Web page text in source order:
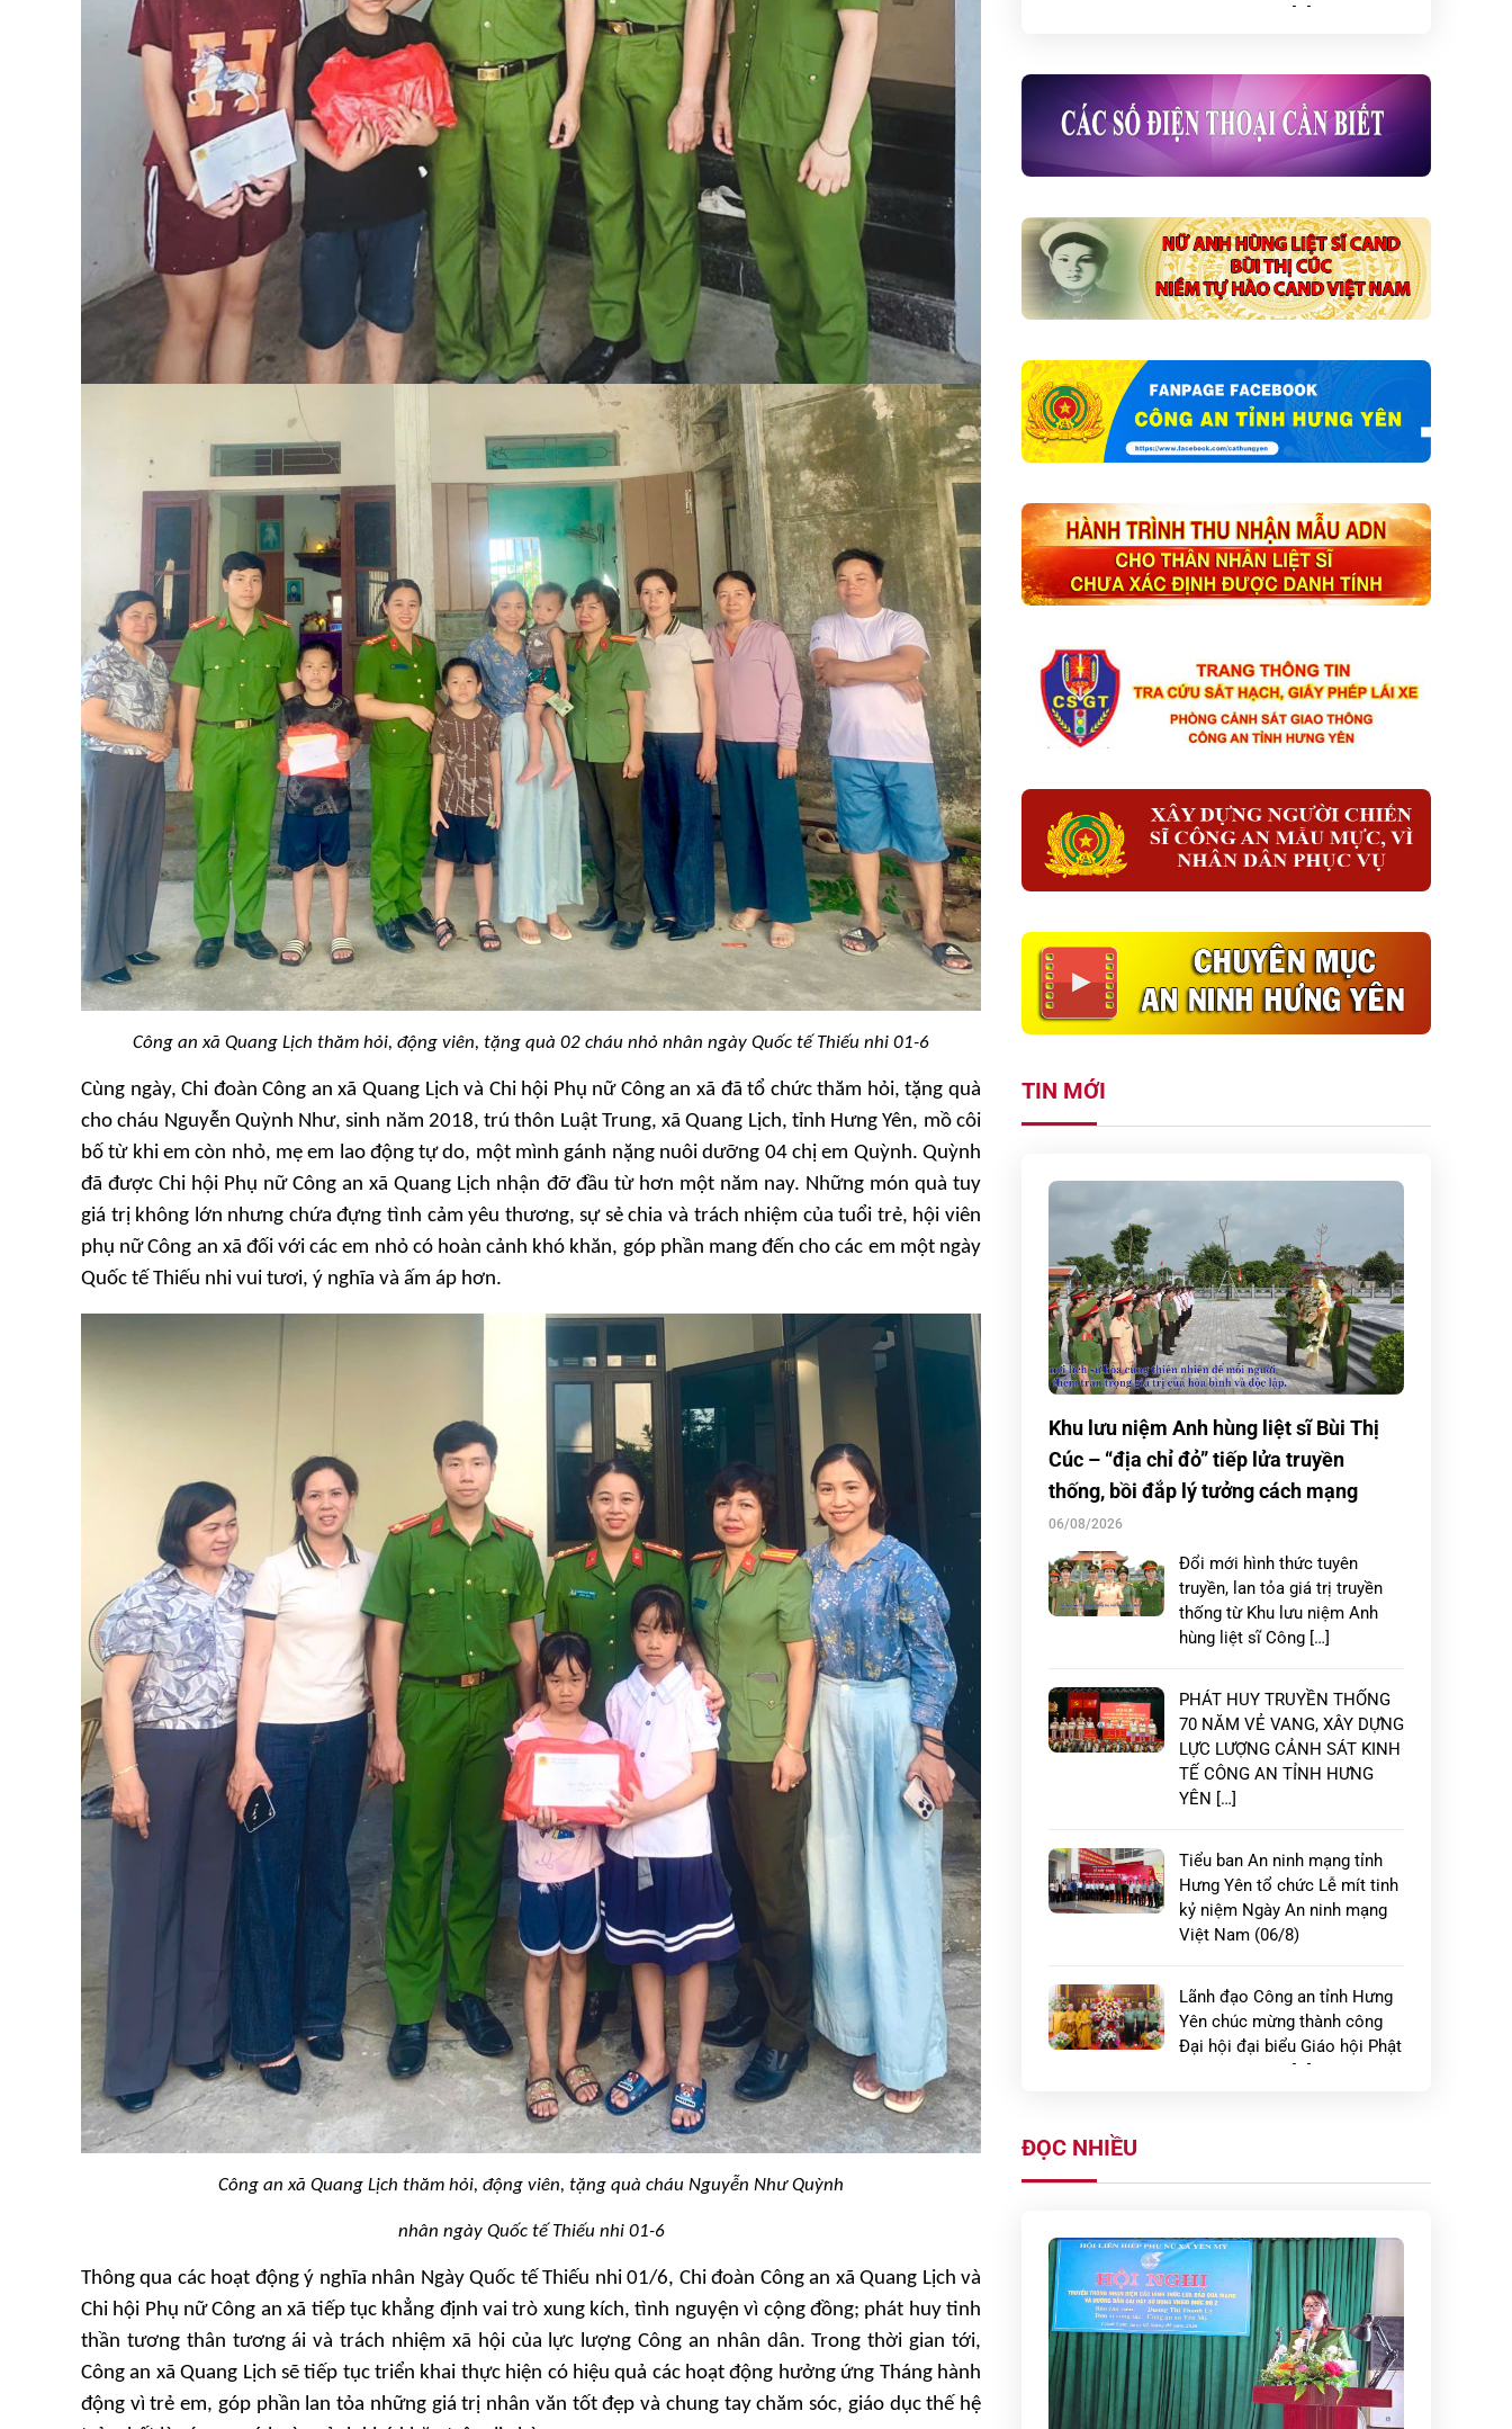
Công an xã Quang Lịch thăm hỏi, động viên, tặng quà 02 cháu nhỏ nhân ngày Quốc tế Thiếu nhi 01-6
Cùng ngày, Chi đoàn Công an xã Quang Lịch và Chi hội Phụ nữ Công an xã đã tổ chức thăm hỏi, tặng quà
cho cháu Nguyễn Quỳnh Như, sinh năm 2018, trú thôn Luật Trung, xã Quang Lịch, tỉnh Hưng Yên, mồ côi
bố từ khi em còn nhỏ, mẹ em lao động tự do, một mình gánh nặng nuôi dưỡng 04 chị em Quỳnh. Quỳnh
đã được Chi hội Phụ nữ Công an xã Quang Lịch nhận đỡ đầu từ hơn một năm nay. Những món quà tuy
giá trị không lớn nhưng chứa đựng tình cảm yêu thương, sự sẻ chia và trách nhiệm của tuổi trẻ, hội viên
phụ nữ Công an xã đối với các em nhỏ có hoàn cảnh khó khăn, góp phần mang đến cho các em một ngày
Quốc tế Thiếu nhi vui tươi, ý nghĩa và ấm áp hơn.
Công an xã Quang Lịch thăm hỏi, động viên, tặng quà cháu Nguyễn Như Quỳnh
nhân ngày Quốc tế Thiếu nhi 01-6
Thông qua các hoạt động ý nghĩa nhân Ngày Quốc tế Thiếu nhi 01/6, Chi đoàn Công an xã Quang Lịch và
Chi hội Phụ nữ Công an xã tiếp tục khẳng định vai trò xung kích, tình nguyện vì cộng đồng; phát huy tinh
thần tương thân tương ái và trách nhiệm xã hội của lực lượng Công an nhân dân. Trong thời gian tới,
Công an xã Quang Lịch sẽ tiếp tục triển khai thực hiện có hiệu quả các hoạt động hưởng ứng Tháng hành
động vì trẻ em, góp phần lan tỏa những giá trị nhân văn tốt đẹp và chung tay chăm sóc, giáo dục thế hệ
giáo Việt Nam […]
TIN MỚI
Khu lưu niệm Anh hùng liệt sĩ Bùi Thị
Cúc – “địa chỉ đỏ” tiếp lửa truyền
thống, bồi đắp lý tưởng cách mạng
06/08/2026
Đổi mới hình thức tuyên
truyền, lan tỏa giá trị truyền
thống từ Khu lưu niệm Anh
hùng liệt sĩ Công […]
PHÁT HUY TRUYỀN THỐNG
70 NĂM VẺ VANG, XÂY DỰNG
LỰC LƯỢNG CẢNH SÁT KINH
TẾ CÔNG AN TỈNH HƯNG
YÊN […]
Tiểu ban An ninh mạng tỉnh
Hưng Yên tổ chức Lễ mít tinh
kỷ niệm Ngày An ninh mạng
Việt Nam (06/8)
Lãnh đạo Công an tỉnh Hưng
Yên chúc mừng thành công
Đại hội đại biểu Giáo hội Phật
giáo Việt Nam […]
nhanh ma túy tại các khu nhà
Công an xã Bắc Tiên Hưng
tham gia nghiệm thu kết quả
tập huấn điều lệnh, quân sự,
võ thuật năm 2026
Xã Hưng Hà tổ chức diễn tập
ĐỌC NHIỀU